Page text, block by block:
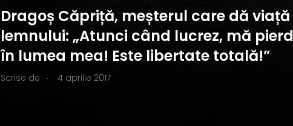
Dragoș Căpriță, meșterul care dă viață
lemnului: „Atunci când lucrez, mă pierd
în lumea mea! Este libertate totală!”
Scrise de . 4 aprilie 2017